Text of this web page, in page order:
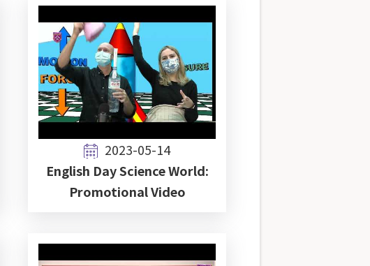
2023-05-14
English Day Science World:
Promotional Video